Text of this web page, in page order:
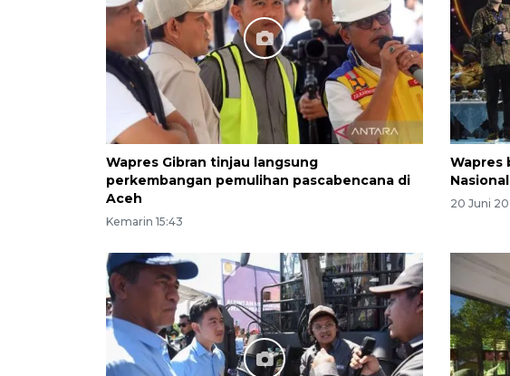
Wapres Gibran tinjau langsung
perkembangan pemulihan pascabencana di
Aceh
Kemarin 15:43
Wapres
20 Juni